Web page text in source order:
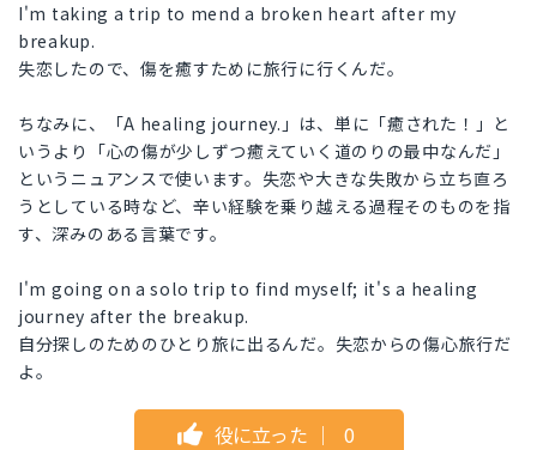
I'm taking a trip to mend a broken heart after my
breakup.
失恋したので、傷を癒すために旅行に行くんだ。
ちなみに、「A healing journey.」は、単に「癒された！」と
いうより「心の傷が少しずつ癒えていく道のりの最中なんだ」
というニュアンスで使います。失恋や大きな失敗から立ち直ろ
うとしている時など、辛い経験を乗り越える過程そのものを指
す、深みのある言葉です。
I'm going on a solo trip to find myself; it's a healing
journey after the breakup.
自分探しのためのひとり旅に出るんだ。失恋からの傷心旅行だ
よ。
役に立った ｜ 0